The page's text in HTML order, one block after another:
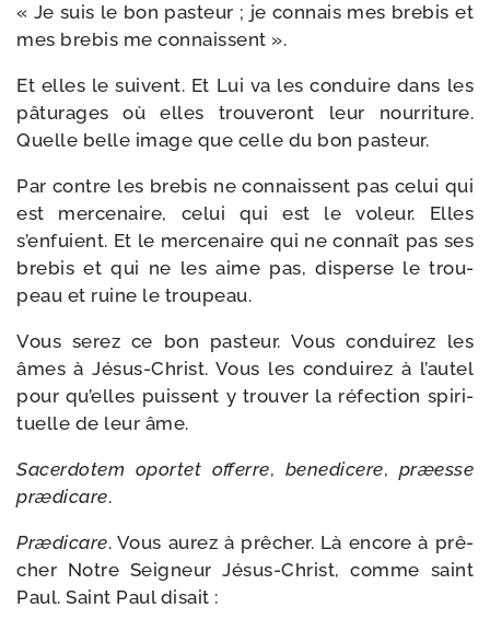
« Je suis le bon pas­teur ; je connais mes bre­bis et
mes bre­bis me connaissent ».
Et elles le suivent. Et Lui va les conduire dans les
pâtu­rages où elles trou­ve­ront leur nour­ri­ture.
Quelle belle image que celle du bon pasteur.
Par contre les bre­bis ne connaissent pas celui qui
est mer­ce­naire, celui qui est le voleur. Elles
s’enfuient. Et le mer­ce­naire qui ne connaît pas ses
bre­bis et qui ne les aime pas, dis­perse le trou­
peau et ruine le troupeau.
Vous serez ce bon pas­teur. Vous condui­rez les
âmes à Jésus-​Christ. Vous les condui­rez à l’autel
pour qu’elles puissent y trou­ver la réfec­tion spi­ri­
tuelle de leur âme.
Sacerdotem opor­tet offerre, bene­di­cere, præesse
præ­di­care.
Prædicare. Vous aurez à prê­cher. Là encore à prê­
cher Notre Seigneur Jésus-​Christ, comme saint
Paul. Saint Paul disait :